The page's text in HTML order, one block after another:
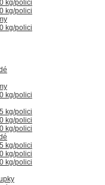
kg/polici
kg/polici
kg/polici
kg/polici
kg/polici
kg/polici
kg/polici
kg/polici
kg/polici
kg/polici